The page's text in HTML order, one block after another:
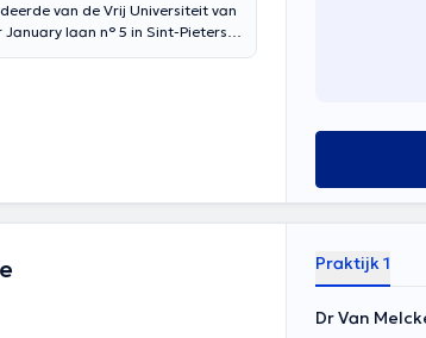
van de Vrij Universiteit van
laan n° 5 in Sint-Pieters-
Praktijk 1
Dr Van